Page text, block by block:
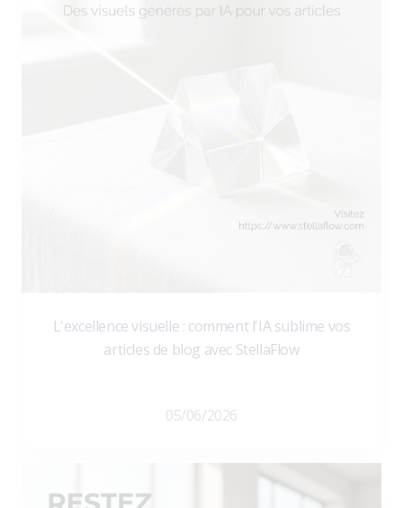
L'excellence visuelle : comment l'IA sublime vos
articles de blog avec StellaFlow
05/06/2026